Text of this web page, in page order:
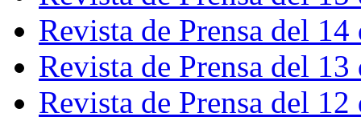
Revista de Prensa del
Revista de Prensa del
Revista de Prensa del